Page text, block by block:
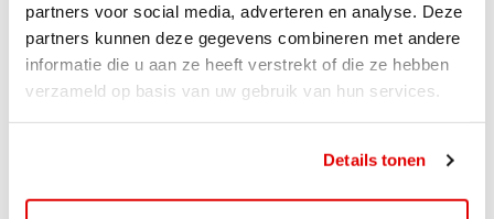
partners voor social media, adverteren en analyse. Deze
partners kunnen deze gegevens combineren met andere
informatie die u aan ze heeft verstrekt of die ze hebben
verzameld op basis van uw gebruik van hun services.
Details tonen